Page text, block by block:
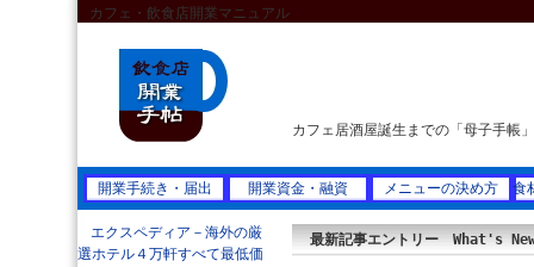
カフェ・飲食店開業マニュアル
カフェ居酒屋誕生までの「母子手帳
開業手続き・届出 開業資金・融資 メニューの決め方 食
エクスペディア－海外の厳
選ホテル４万軒すべて最低価
最新記事エントリー What's